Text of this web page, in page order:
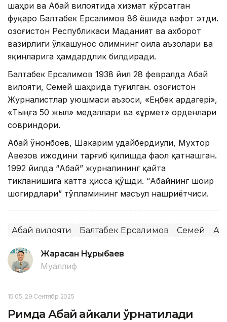
шаҳри ва Абай вилоятида хизмат кўрсатган
фуқаро Балтабек Ерсалимов 86 ёшида вафот этди.
Қозоғистон Республикаси Маданият ва ахборот
вазирлиги ўлкашунос олимнинг оила аъзолари ва
яқинларига ҳамдардлик билдиради.
Балтабек Ерсалимов 1938 йил 28 февралда Абай
вилояти, Семей шаҳрида туғилган. Қозоғистон
Журналистлар уюшмаси аъзоси, «Еңбек ардагері»,
«Тыңға 50 жыл» медаллари ва «Құрмет» орденлари
совриндори.
Абай Қўнонбоев, Шакарим Қудайбердиули, Мухтор
Авезов ижодини тарғиб қилишда фаол қатнашган.
1992 йилда “Абай” журналининг қайта
тикланишига катта ҳисса қўшди. “Абайнинг шоир
шогирдлари” тўпламининг масъул нашриётчиси.
Абай вилояти Балтабек Ерсалимов Семей
Жарасқан Нұрыбаев
Муаллиф
15:05, 29 Сентябр 2025
Римда Абай ҳайкали ўрнатилади